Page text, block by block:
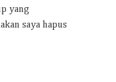
yang
saya hapus